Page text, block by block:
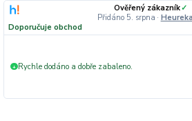
Ověřený zákazník✓
Přidáno 5. srpna ·
Doporučuje obchod
+ Rychle dodáno a dobře zabaleno.